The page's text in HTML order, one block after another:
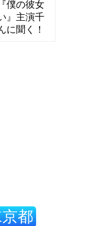
僕の彼女
』主演千
に聞く！
都